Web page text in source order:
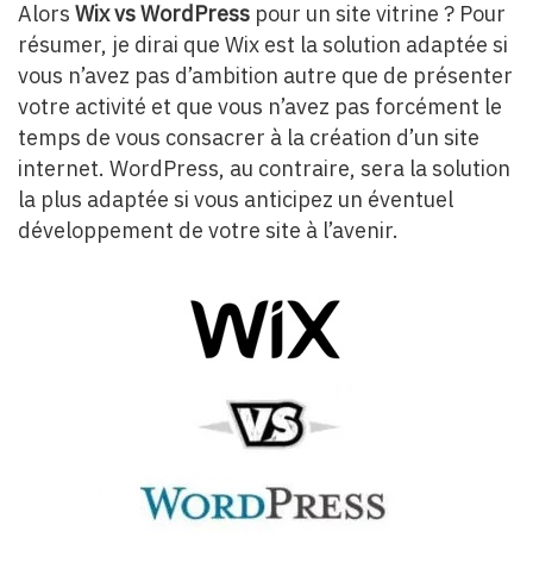
Alors Wix vs WordPress pour un site vitrine ? Pour
résumer, je dirai que Wix est la solution adaptée si
vous n’avez pas d’ambition autre que de présenter
votre activité et que vous n’avez pas forcément le
temps de vous consacrer à la création d’un site
internet. WordPress, au contraire, sera la solution
la plus adaptée si vous anticipez un éventuel
développement de votre site à l’avenir.